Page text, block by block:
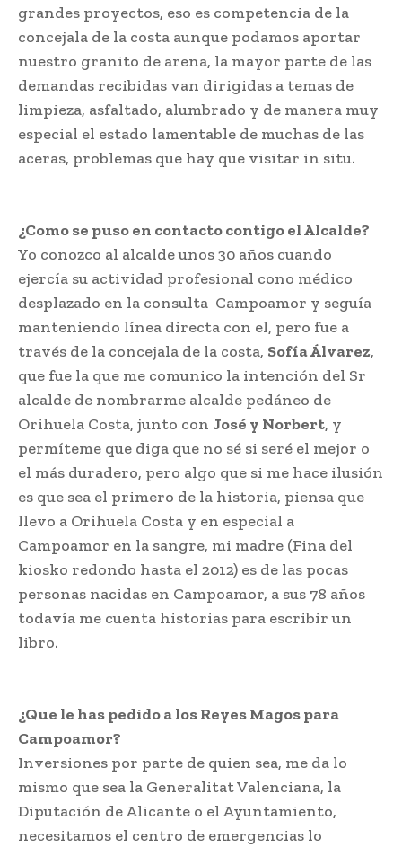
grandes proyectos, eso es competencia de la
concejala de la costa aunque podamos aportar
nuestro granito de arena, la mayor parte de las
demandas recibidas van dirigidas a temas de
limpieza, asfaltado, alumbrado y de manera muy
especial el estado lamentable de muchas de las
aceras, problemas que hay que visitar in situ.
¿Como se puso en contacto contigo el Alcalde?
Yo conozco al alcalde unos 30 años cuando
ejercía su actividad profesional cono médico
desplazado en la consulta Campoamor y seguía
manteniendo línea directa con el, pero fue a
través de la concejala de la costa, Sofía Álvarez,
que fue la que me comunico la intención del Sr
alcalde de nombrarme alcalde pedáneo de
Orihuela Costa, junto con José y Norbert, y
permíteme que diga que no sé si seré el mejor o
el más duradero, pero algo que si me hace ilusión
es que sea el primero de la historia, piensa que
llevo a Orihuela Costa y en especial a
Campoamor en la sangre, mi madre (Fina del
kiosko redondo hasta el 2012) es de las pocas
personas nacidas en Campoamor, a sus 78 años
todavía me cuenta historias para escribir un
libro.
¿Que le has pedido a los Reyes Magos para
Campoamor?
Inversiones por parte de quien sea, me da lo
mismo que sea la Generalitat Valenciana, la
Diputación de Alicante o el Ayuntamiento,
necesitamos el centro de emergencias lo